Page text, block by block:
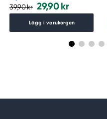
39,90 kr 29,90 kr
Lägg i varukorgen